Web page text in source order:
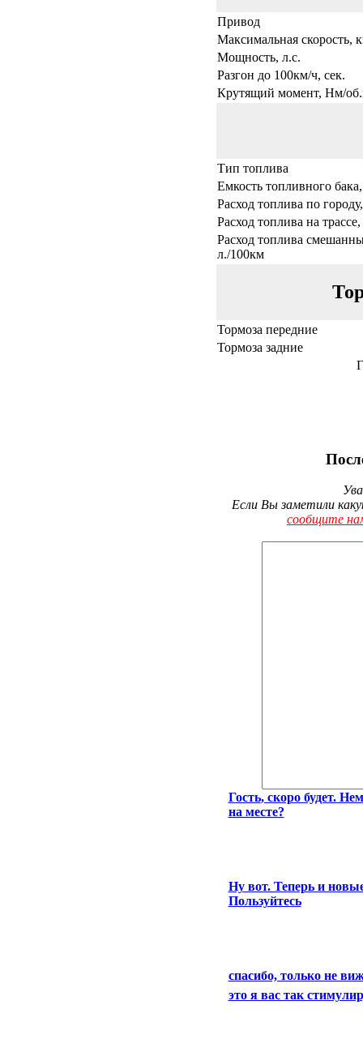
Привод
Максимальная скорость,
Мощность, л.с.
Разгон до 100км/ч, сек.
Крутящий момент, Нм/
Тип топлива
Емкость топливного
Расход топлива по
Расход топлива на
Расход топлива
л./100км
Тормоза передние
Тормоза задние
Если Вы заметили
сообщите
Гость, скоро будет.
на месте?
Ну вот. Теперь и
Пользуйтесь
спасибо, только не
это я вас так